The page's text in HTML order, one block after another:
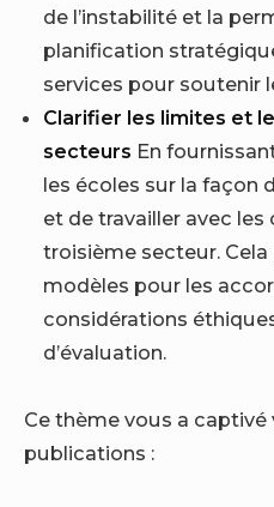
de l’instabilité et la
planification
services pour soutenir
Clarifier les limites et
secteurs En
les écoles sur la façon
et de travailler avec
troisième secteur.
modèles pour les
considérations
d’évaluation.
Ce thème vous a
publications :